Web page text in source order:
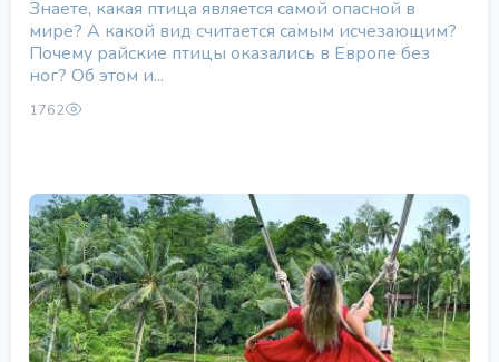
Знаете, какая птица является самой опасной в
мире? А какой вид считается самым исчезающим?
Почему райские птицы оказались в Европе без
ног? Об этом и...
1762